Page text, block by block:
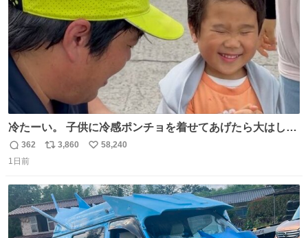
冷たーい。 子供に冷感ポンチョを着せてあげたら大はしゃ
ぎで喜んでくれました。 こんな素敵な代物を提供してくれ
た山口県の恩師に感謝。
返
信
362
リ
ト
数
3,860
い
数
58,240
1日前